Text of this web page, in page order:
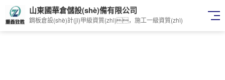
山東國華倉儲設(shè)備有限公司
鋼板倉設(shè)計(jì)甲級資質(zhì)，施工一級資質(zhì)